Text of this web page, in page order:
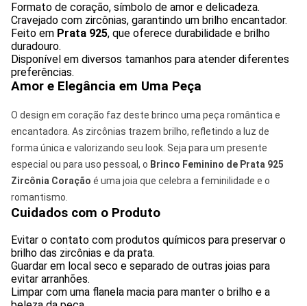
Formato de coração, símbolo de amor e delicadeza.
Cravejado com zircônias, garantindo um brilho encantador.
Feito em Prata 925, que oferece durabilidade e brilho
duradouro.
Disponível em diversos tamanhos para atender diferentes
preferências.
Amor e Elegância em Uma Peça
O design em coração faz deste brinco uma peça romântica e
encantadora. As zircônias trazem brilho, refletindo a luz de
forma única e valorizando seu look. Seja para um presente
especial ou para uso pessoal, o Brinco Feminino de Prata 925
Zircônia Coração é uma joia que celebra a feminilidade e o
romantismo.
Cuidados com o Produto
Evitar o contato com produtos químicos para preservar o
brilho das zircônias e da prata.
Guardar em local seco e separado de outras joias para
evitar arranhões.
Limpar com uma flanela macia para manter o brilho e a